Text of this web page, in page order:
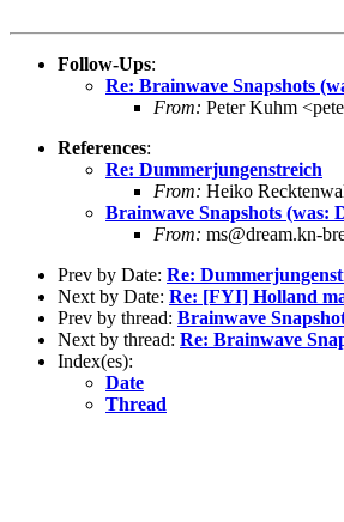
Follow-Ups:
Re: Brainwave Snapshots
From: Peter Kuhm
References:
Re: Dummerjungenstreich
From: Heiko
Brainwave Snapshots (was:
From: ms@dream.kn-
Prev by Date: Re:
Next by Date: Re: [FYI] Holland
Prev by thread: Brainwave
Next by thread: Re: Brainwave
Index(es):
Date
Thread